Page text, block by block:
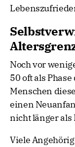
Noch vor
50 oft als
Menschen
einen
nicht länger als
Viele